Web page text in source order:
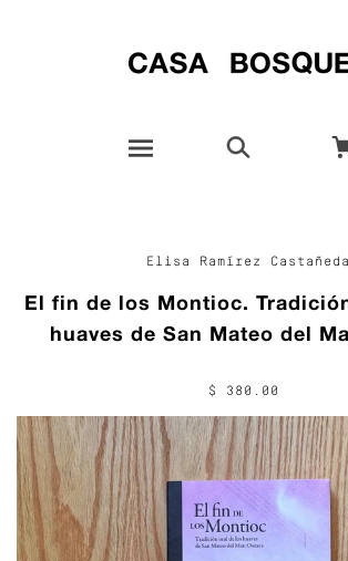
Elisa Ramírez Castañeda
El fin de los Montioc.
huaves de San Mateo del
$ 380.00